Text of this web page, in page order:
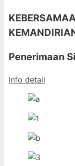
Penerimaan
Info detail